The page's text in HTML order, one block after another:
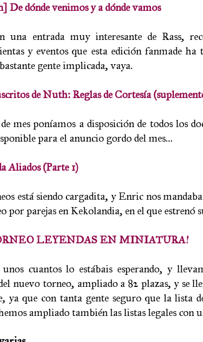
dónde venimos y a dónde vamos
una entrada muy interesante de Rass,
y eventos que esta edición fanmade
gente implicada, vaya.
de Nuth: Reglas de Cortesía
mes poníamos a disposición de todos los
para el anuncio gordo del mes...
Aliados (Parte 1)
está siendo cargadita, y Enric nos
por parejas en Kekolandia, en el que estrenó
LEYENDAS EN MINIATURA!
unos cuantos lo estábais esperando, y
nuevo torneo, ampliado a 82 plazas, y se
ya que con tanta gente seguro que la lista
ampliado también las listas legales con